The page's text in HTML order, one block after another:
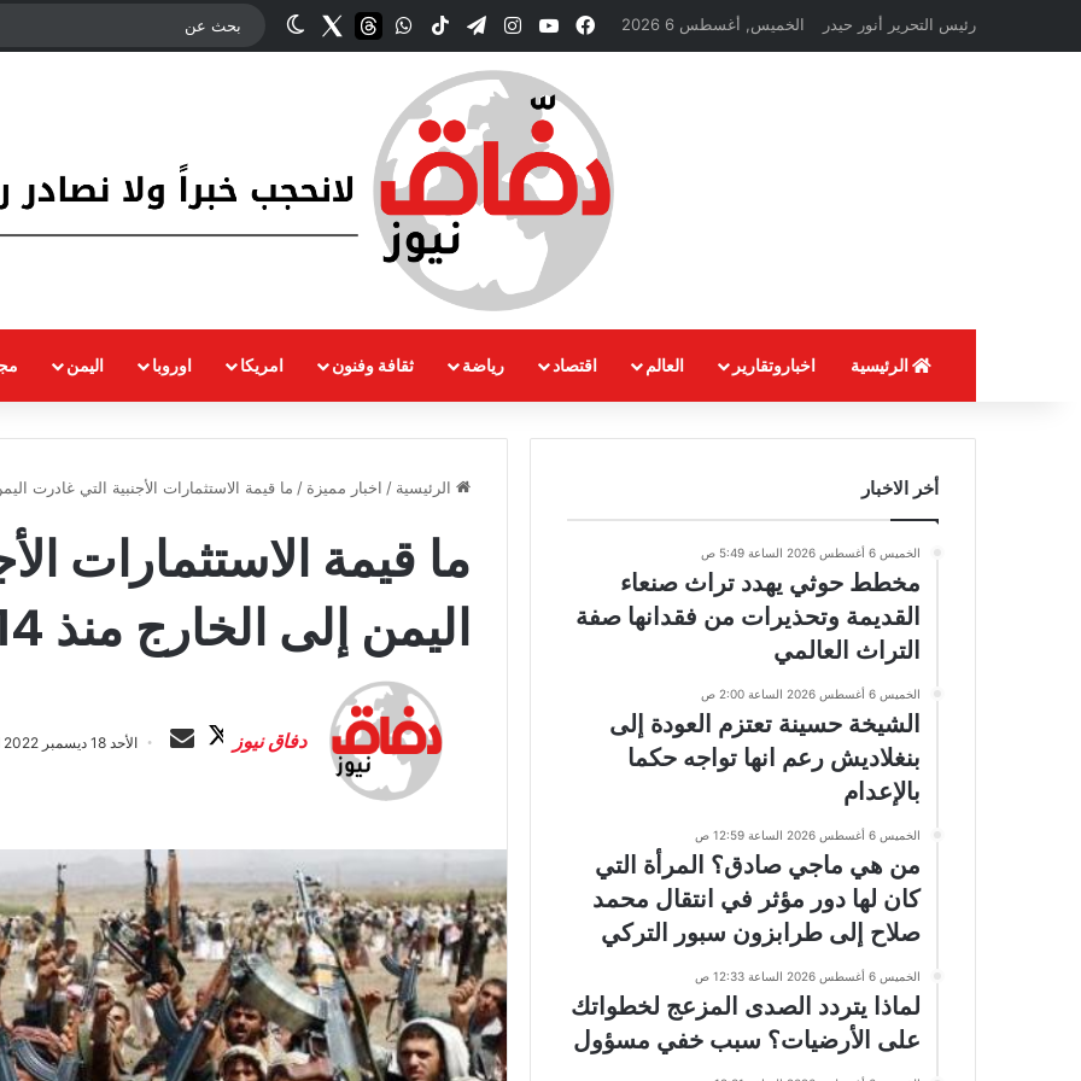
رئيس التحرير أنور حيدر الخميس, أغسطس 6 2026 فيسبوك‫YouTubeانستقرام
تيلقرام ‫TikTokواتسابthreads
Twitterالوضع المظلم
الرئيسية اخباروتقارير العالم اقتصاد رياضة ثقافة وفنون امريكا اوروبا اليمن
الرئيسية / اخبار مميزة / ما قيمة الاستثمارات الأجنبية التي غادرت اليمن
ما قيمة الاستثمارات
اليمن إلى الخارج منذ 2014؟
دفاق نيوز
ا
ب
ل
ى
X
ر
ي
د
ا
إ
ل
ك
ت
الأحد 18 ديسمبر 2022 الساعة 8:48 م
أخر الاخبار
الخميس 6 أغسطس 2026 الساعة 5:49 ص
مخطط حوثي يهدد تراث صنعاء
القديمة وتحذيرات من فقدانها صفة
التراث العالمي
الخميس 6 أغسطس 2026 الساعة 2:00 ص
الشيخة حسينة تعتزم العودة إلى
بنغلاديش رعم انها تواجه حكما
بالإعدام
الخميس 6 أغسطس 2026 الساعة 12:59 ص
من هي ماجي صادق؟ المرأة التي
كان لها دور مؤثر في انتقال محمد
صلاح إلى طرابزون سبور التركي
الخميس 6 أغسطس 2026 الساعة 12:33 ص
لماذا يتردد الصدى المزعج لخطواتك
على الأرضيات؟ سبب خفي مسؤول